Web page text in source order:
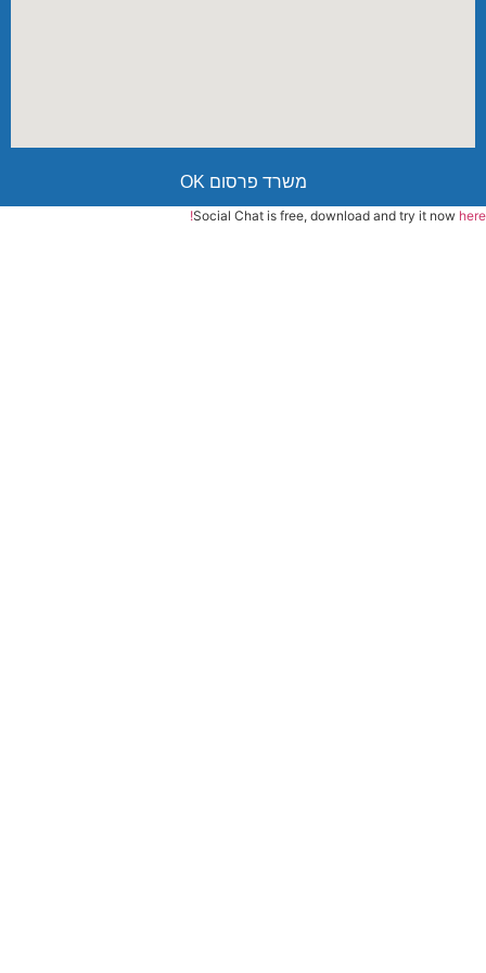
משרד פרסום OK
Social Chat is free, download and try it now here!